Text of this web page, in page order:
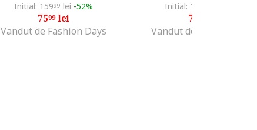
Initial: 15999 lei -52%
7599lei
Vandut de Fashion Days
Initial: 159
74
Vandut de Fashion Days